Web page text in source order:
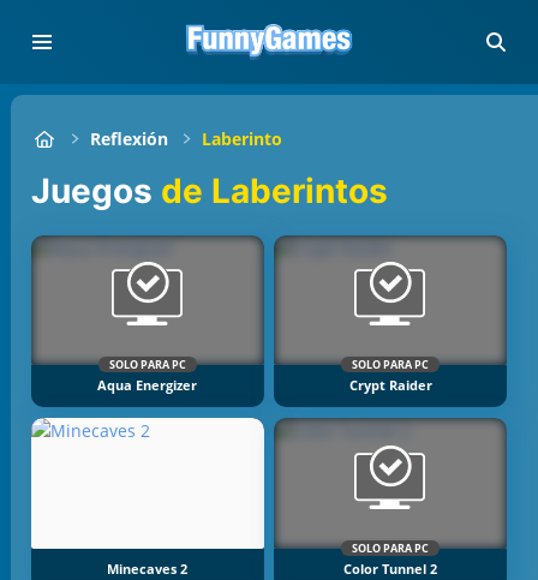
Reflexión Laberinto
Juegos de Laberintos
SOLO PARA PC
Aqua Energizer
SOLO PARA PC
Crypt Raider
Minecaves 2
SOLO PARA PC
Color Tunnel 2